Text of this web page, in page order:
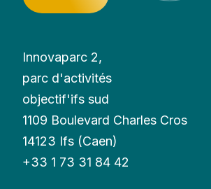
Innovaparc 2,
parc d'activités
objectif'ifs sud
1109 Boulevard Charles Cros
14123 Ifs (Caen)
+33 1 73 31 84 42